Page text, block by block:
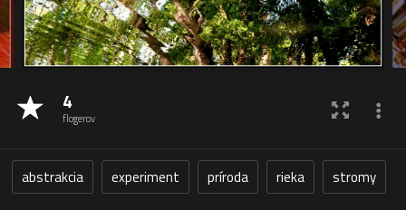
4
flogerov
abstrakcia experiment príroda rieka stromy